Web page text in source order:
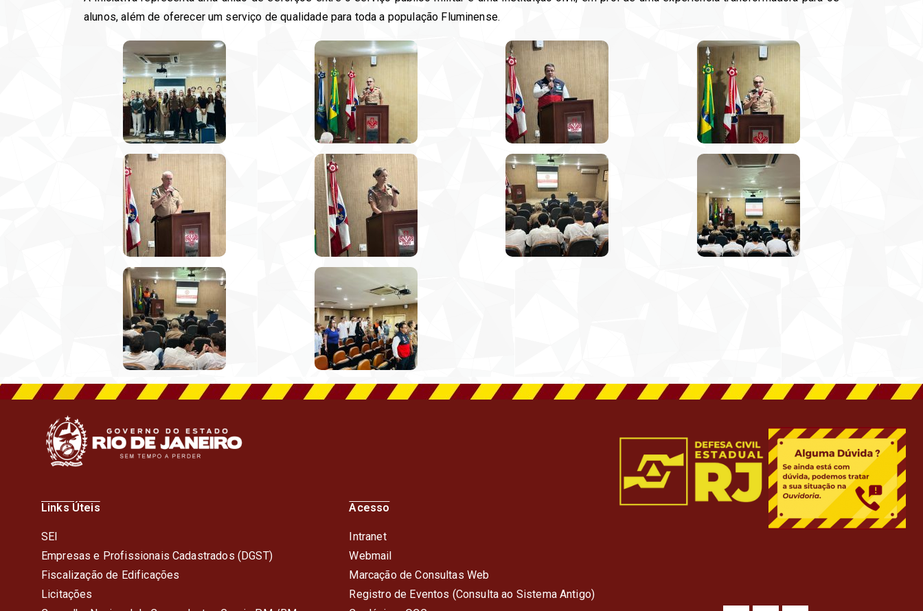
alunos, além de oferecer um serviço de qualidade para toda a população Fluminense.
Links Úteis
SEI
Empresas e Profissionais Cadastrados (DGST)
Fiscalização de Edificações
Licitações
Acesso
Intranet
Webmail
Marcação de Consultas Web
Registro de Eventos (Consulta ao Sistema Antigo)